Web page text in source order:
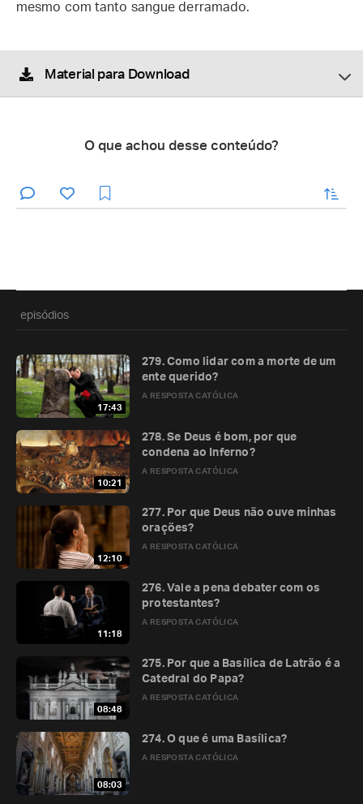
mesmo com tanto sangue derramado.
Material para Download
O que achou desse conteúdo?
enviar
episódios
17:43
A RESPOSTA CATÓLICA
279. Como lidar com a morte de um
ente querido?
10:21
A RESPOSTA CATÓLICA
278. Se Deus é bom, por que
condena ao Inferno?
12:10
A RESPOSTA CATÓLICA
277. Por que Deus não ouve minhas
orações?
11:18
A RESPOSTA CATÓLICA
276. Vale a pena debater com os
protestantes?
08:48
A RESPOSTA CATÓLICA
275. Por que a Basílica de Latrão é a
Catedral do Papa?
08:03
A RESPOSTA CATÓLICA
274. O que é uma Basílica?